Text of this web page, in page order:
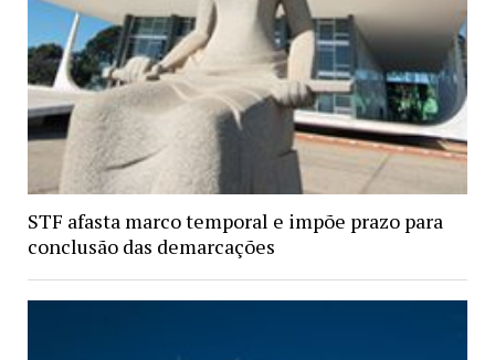
STF afasta marco temporal e impõe prazo para
conclusão das demarcações